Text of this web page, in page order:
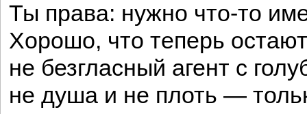
Ты права: нужно что-то
Хорошо, что теперь
не безгласный агент с
не душа и не плоть —